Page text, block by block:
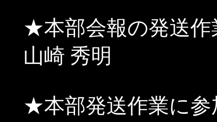
★本部会報の発
山崎 秀明
★本部発送作業